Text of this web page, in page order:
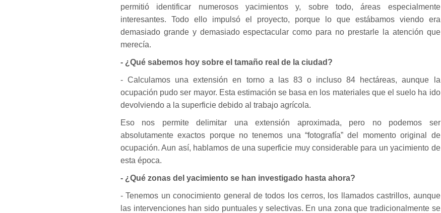
permitió identificar numerosos yacimientos y, sobre todo, áreas especialmente
interesantes. Todo ello impulsó el proyecto, porque lo que estábamos viendo era
demasiado grande y demasiado espectacular como para no prestarle la atención que
merecía.
- ¿Qué sabemos hoy sobre el tamaño real de la ciudad?
- Calculamos una extensión en torno a las 83 o incluso 84 hectáreas, aunque la
ocupación pudo ser mayor. Esta estimación se basa en los materiales que el suelo ha ido
devolviendo a la superficie debido al trabajo agrícola.
Eso nos permite delimitar una extensión aproximada, pero no podemos ser
absolutamente exactos porque no tenemos una “fotografía” del momento original de
ocupación. Aun así, hablamos de una superficie muy considerable para un yacimiento de
esta época.
- ¿Qué zonas del yacimiento se han investigado hasta ahora?
- Tenemos un conocimiento general de todos los cerros, los llamados castrillos, aunque
las intervenciones han sido puntuales y selectivas. En una zona que tradicionalmente se